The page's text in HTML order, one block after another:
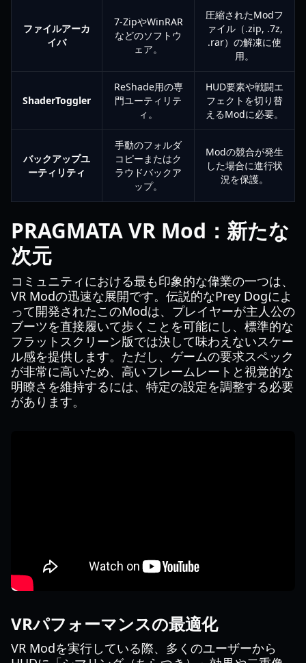
ファイルアーカ
イバ
7-ZipやWinRAR
などのソフトウ
ェア。
圧縮されたModフ
ァイル（.zip, .7z,
.rar）の解凍に使
用。
ShaderToggler
ReShade用の専
門ユーティリテ
ィ。
HUD要素や戦闘エ
フェクトを切り替
えるModに必要。
バックアップユ
ーティリティ
手動のフォルダ
コピーまたはク
ラウドバックア
ップ。
Modの競合が発生
した場合に進行状
況を保護。
PRAGMATA VR Mod：新たな
次元
コミュニティにおける最も印象的な偉業の一つは、
VR Modの迅速な展開です。伝説的なPrey Dogによ
って開発されたこのModは、プレイヤーが主人公の
ブーツを直接履いて歩くことを可能にし、標準的な
フラットスクリーン版では決して味わえないスケー
ル感を提供します。ただし、ゲームの要求スペック
が非常に高いため、高いフレームレートと視覚的な
明瞭さを維持するには、特定の設定を調整する必要
があります。
VRパフォーマンスの最適化
VR Modを実行している際、多くのユーザーから